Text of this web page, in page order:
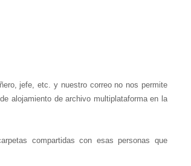
jefe, etc. y nuestro correo no nos permite
alojamiento de archivo multiplataforma en la
compartidas con esas personas que